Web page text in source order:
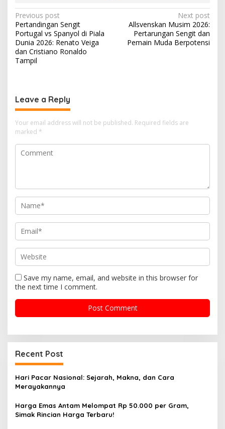
P
o
s
t
v
i
g
a
o
n
Previous post
Pertandingan Sengit
Portugal vs Spanyol di Piala
Dunia 2026: Renato Veiga
dan Cristiano Ronaldo
Tampil
Next post
Allsvenskan Musim 2026:
Pertarungan Sengit dan
Pemain Muda Berpotensi
Leave a Reply
Your email address will not be published. Required fields are
marked *
Save my name, email, and website in this browser for
the next time I comment.
Recent Post
Hari Pacar Nasional: Sejarah, Makna, dan Cara
Merayakannya
Harga Emas Antam Melompat Rp 50.000 per Gram,
Simak Rincian Harga Terbaru!